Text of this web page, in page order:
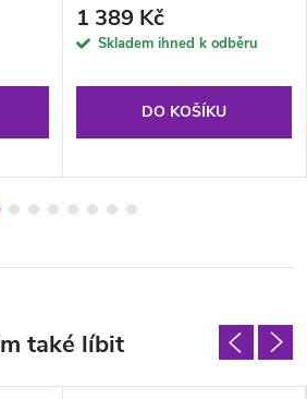
1 389 Kč
Skladem ihned k odběru
DO KOŠÍKU